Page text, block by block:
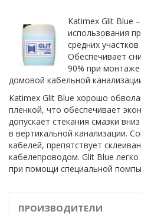
Katimex Glit Blue
использования
средних
Обеспечивает
90% при монтаже
домовой кабельной
Katimex Glit Blue хорошо
пленкой, что обеспечивает
допускает стекания смазки
в вертикальной канализации.
кабелей, препятствует
кабелепроводом. Glit Blue
при помощи специальной
ПРОИЗВОДИТЕЛИ